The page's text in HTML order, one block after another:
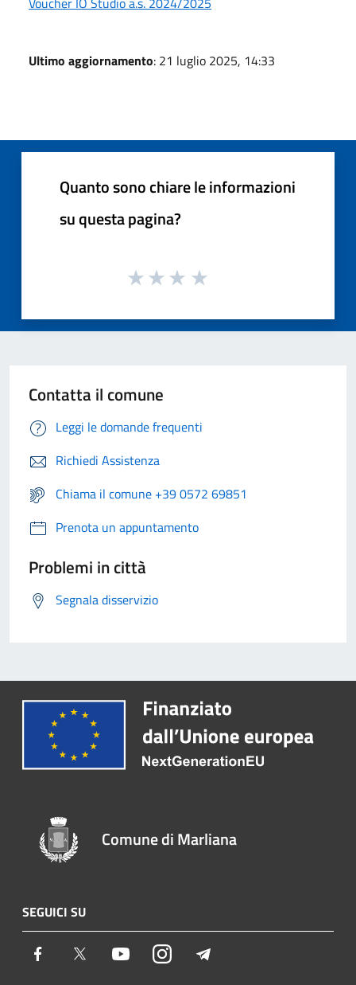
Ultimo aggiornamento: 21 luglio 2025, 14:33
Quanto sono chiare le informazioni
su questa pagina?
Contatta il comune
Leggi le domande frequenti
Richiedi Assistenza
Chiama il comune +39 0572 69851
Prenota un appuntamento
Problemi in città
Segnala disservizio
Comune di Marliana
SEGUICI SU
Facebook Twitter YoutubeInstagram